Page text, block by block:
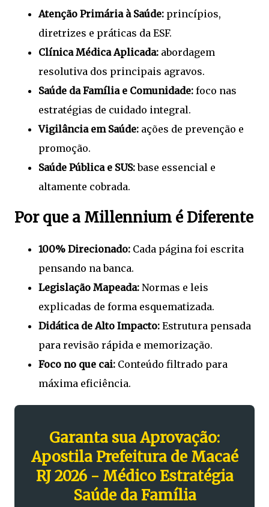
Atenção Primária à Saúde: princípios,
diretrizes e práticas da ESF.
Clínica Médica Aplicada: abordagem
resolutiva dos principais agravos.
Saúde da Família e Comunidade: foco nas
estratégias de cuidado integral.
Vigilância em Saúde: ações de prevenção e
promoção.
Saúde Pública e SUS:base essencial e
altamente cobrada.
Por que a Millennium é Diferente
100% Direcionado: Cada página foi escrita
pensando na banca.
Legislação Mapeada: Normas e leis
explicadas de forma esquematizada.
Didática de Alto Impacto: Estrutura pensada
para revisão rápida e memorização.
Foco no que cai: Conteúdo filtrado para
máxima eficiência.
Garanta sua Aprovação:
Apostila Prefeitura de Macaé
RJ 2026 - Médico Estratégia
Saúde da Família